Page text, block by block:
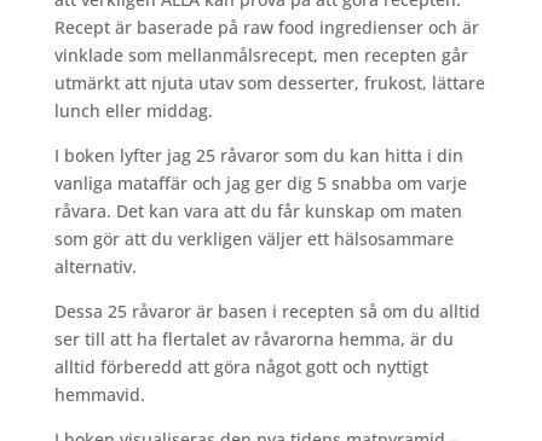
Recept är baserade på raw food ingredienser och är
vinklade som mellanmålsrecept, men recepten går
utmärkt att njuta utav som desserter, frukost, lättare
lunch eller middag.
I boken lyfter jag 25 råvaror som du kan hitta i din
vanliga mataffär och jag ger dig 5 snabba om varje
råvara. Det kan vara att du får kunskap om maten
som gör att du verkligen väljer ett hälsosammare
alternativ.
Dessa 25 råvaror är basen i recepten så om du alltid
ser till att ha flertalet av råvarorna hemma, är du
alltid förberedd att göra något gott och nyttigt
hemmavid.